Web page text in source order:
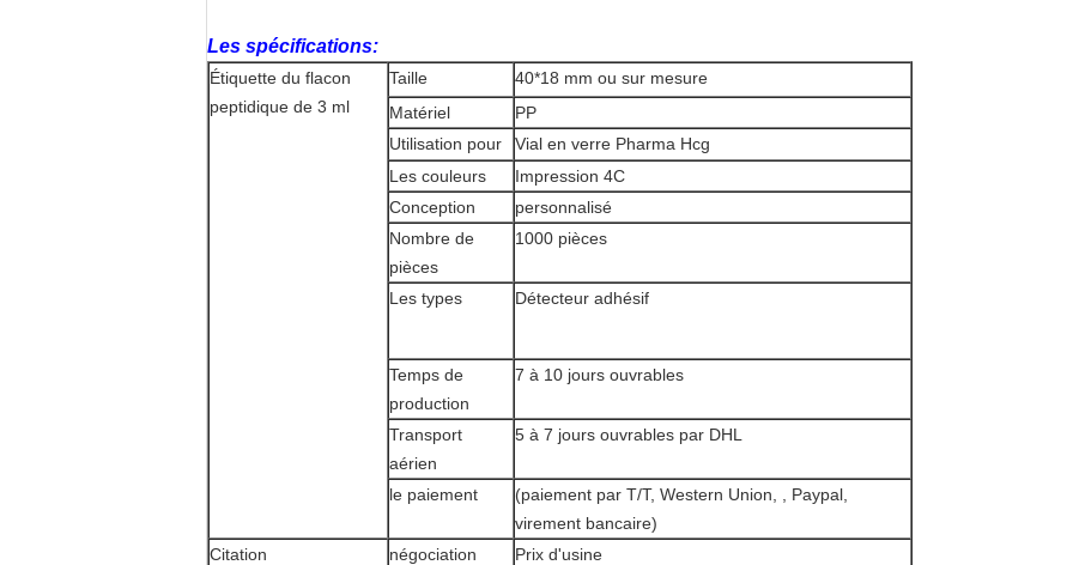
Les spécifications:
Étiquette du flacon
peptidique de 3 ml
Taille
40*18 mm ou sur mesure
Matériel
PP
Utilisation pour
Vial en verre Pharma Hcg
Les couleurs
Impression 4C
Conception
personnalisé
Nombre de
pièces
1000 pièces
Les types Détecteur adhésif
Temps de
production
7 à 10 jours ouvrables
Transport
aérien
5 à 7 jours ouvrables par DHL
le paiement
(paiement par T/T, Western Union, , Paypal,
virement bancaire)
Citation
négociation Prix d'usine